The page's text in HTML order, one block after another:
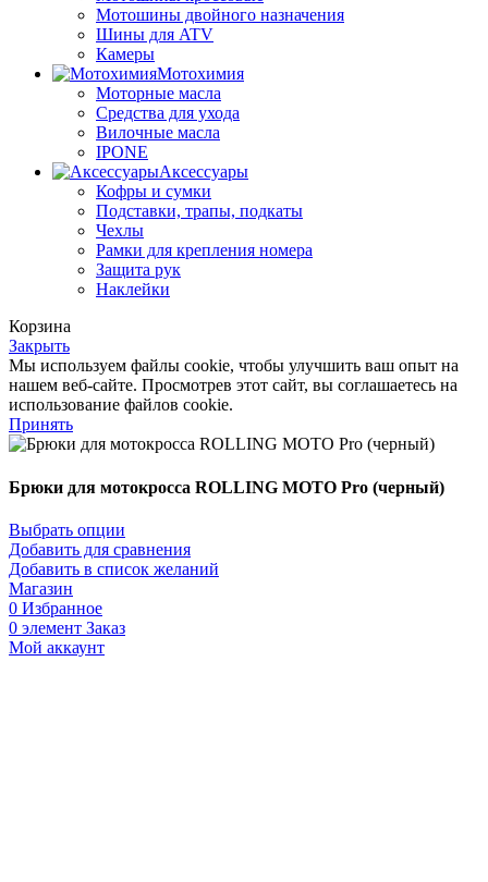
Мотошины двойного назначения
Шины для ATV
Камеры
Мотохимия
Моторные масла
Средства для ухода
Вилочные масла
IPONE
Аксессуары
Кофры и сумки
Подставки, трапы, подкаты
Чехлы
Рамки для крепления номера
Защита рук
Наклейки
Корзина
Закрыть
Мы используем файлы cookie, чтобы улучшить ваш опыт на
нашем веб-сайте. Просмотрев этот сайт, вы соглашаетесь на
использование файлов cookie.
Принять
Брюки для мотокросса ROLLING MOTO Pro (черный)
Выбрать опции
Добавить для сравнения
Добавить в список желаний
Магазин
0 Избранное
0 элемент Заказ
Мой аккаунт